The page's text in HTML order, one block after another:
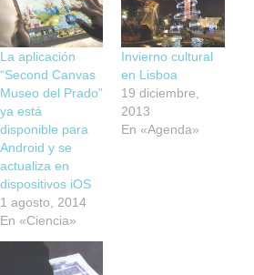
La aplicación
“Second Canvas
Museo del Prado”
ya está
disponible para
Android y se
actualiza en
dispositivos iOS
1 agosto, 2014
En «Ciencia»
Invierno cultural
en Lisboa
19 diciembre,
2013
En «Agenda»